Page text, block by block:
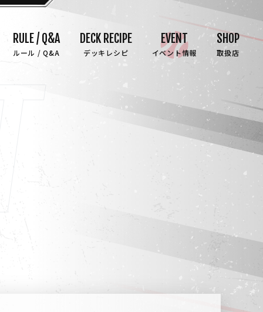
RULE / Q&A
ルール / Q&A
DECK RECIPE
デッキレシピ
EVENT
イベント情報
SHOP
取扱店